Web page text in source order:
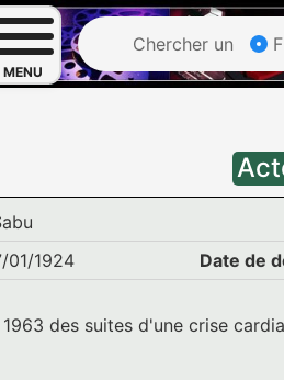
MENU
Chercher un
01/1924
Date de
des suites d'une crise